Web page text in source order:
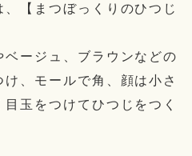
【まつぼっくりのひつじ
ベージュ、ブラウンなどの
、モールで角、顔は小さ
玉をつけてひつじをつく